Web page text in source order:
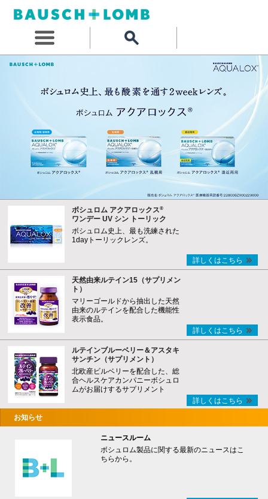
ボシュロム アクアロックス®
ワンデー UV シン トーリック
ボシュロム史上、最も洗練された
1dayトーリックレンズ。
詳しくはこちら
天然由来ルテイン15（サプリメン
ト）
マリーゴールドから抽出した天然
由来のルテインを配合した機能性
表示食品。
詳しくはこちら
ルテインブルーベリー＆アスタキ
サンチン（サプリメント）
北欧産ビルベリーを配合した、総
合ヘルスケアカンパニーボシュロ
ムがお届けするサプリメント
詳しくはこちら
お知らせ
ニュースルーム
ボシュロム製品に関する最新のニュースはこ
ちらから。